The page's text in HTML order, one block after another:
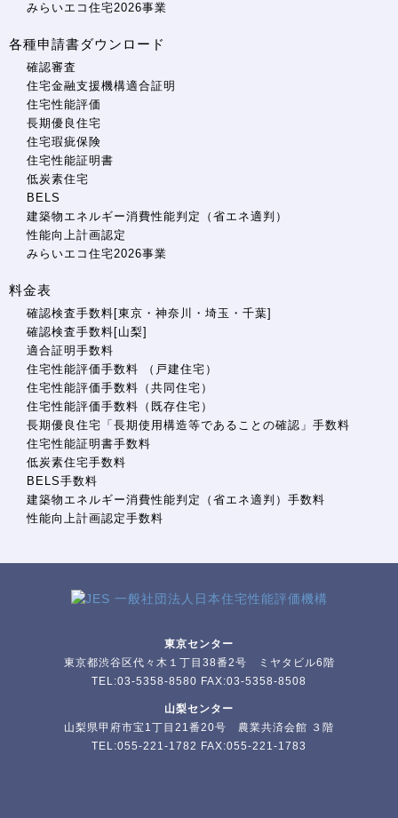
みらいエコ住宅2026事業
各種申請書ダウンロード
確認審査
住宅金融支援機構適合証明
住宅性能評価
長期優良住宅
住宅瑕疵保険
住宅性能証明書
低炭素住宅
BELS
建築物エネルギー消費性能判定（省エネ適判）
性能向上計画認定
みらいエコ住宅2026事業
料金表
確認検査手数料[東京・神奈川・埼玉・千葉]
確認検査手数料[山梨]
適合証明手数料
住宅性能評価手数料 （戸建住宅）
住宅性能評価手数料（共同住宅）
住宅性能評価手数料（既存住宅）
長期優良住宅「長期使用構造等であることの確認」手数料
住宅性能証明書手数料
低炭素住宅手数料
BELS手数料
建築物エネルギー消費性能判定（省エネ適判）手数料
性能向上計画認定手数料
東京センター
東京都渋谷区代々木１丁目38番2号 ミヤタビル6階
TEL:03-5358-8580 FAX:03-5358-8508
山梨センター
山梨県甲府市宝1丁目21番20号 農業共済会館 ３階
TEL:055-221-1782 FAX:055-221-1783